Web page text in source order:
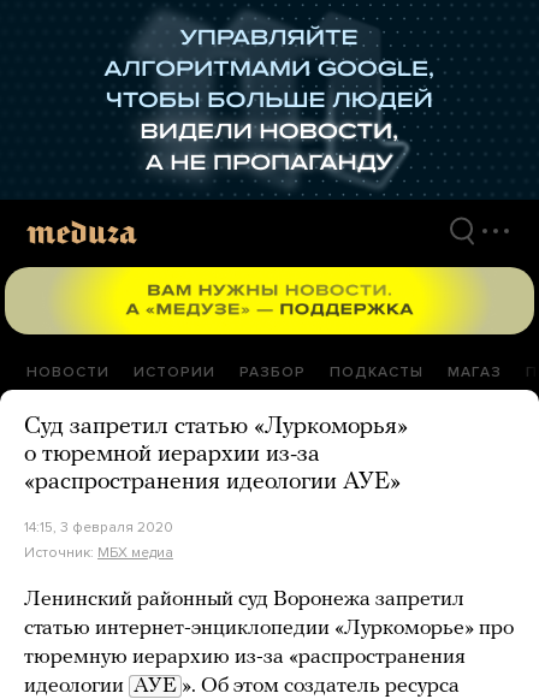
НОВОСТИ ИСТОРИИ РАЗБОР ПОДКАСТЫ МАГАЗ
Суд запретил статью «Луркоморья»
о тюремной иерархии из-за
«распространения идеологии АУЕ»
14:15, 3 февраля 2020
Источник: МБХ медиа
Ленинский районный суд Воронежа запретил
статью интернет-энциклопедии «Луркоморье» про
тюремную иерархию из-за «распространения
идеологии АУЕ ». Об этом создатель ресурса